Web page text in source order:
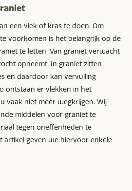
een vlek of kras te doen. Om
voorkomen is het belangrijk op de
te letten. Van graniet verwacht
opneemt. In graniet zitten
en daardoor kan vervuiling
ontstaan er vlekken in het
vaak niet meer wegkrijgen. Wij
middelen voor graniet te
tegen oneffenheden te
artikel geven we hiervoor enkele